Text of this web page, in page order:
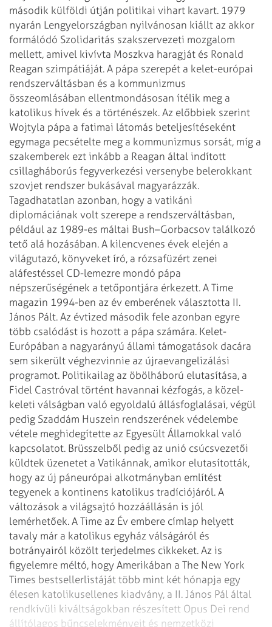
második külföldi útján politikai vihart kavart. 1979
nyarán Lengyelországban nyilvánosan kiállt az akkor
formálódó Szolidaritás szakszervezeti mozgalom
mellett, amivel kivívta Moszkva haragját és Ronald
Reagan szimpátiáját. A pápa szerepét a kelet-európai
rendszerváltásban és a kommunizmus
összeomlásában ellentmondásosan ítélik meg a
katolikus hívek és a történészek. Az előbbiek szerint
Wojtyla pápa a fatimai látomás beteljesítéseként
egymaga pecsételte meg a kommunizmus sorsát, míg a
szakemberek ezt inkább a Reagan által indított
csillagháborús fegyverkezési versenybe belerokkant
szovjet rendszer bukásával magyarázzák.
Tagadhatatlan azonban, hogy a vatikáni
diplomáciának volt szerepe a rendszerváltásban,
például az 1989-es máltai Bush–Gorbacsov találkozó
tető alá hozásában. A kilencvenes évek elején a
világutazó, könyveket író, a rózsafüzért zenei
aláfestéssel CD-lemezre mondó pápa
népszerűségének a tetőpontjára érkezett. A Time
magazin 1994-ben az év emberének választotta II.
János Pált. Az évtized második fele azonban egyre
több csalódást is hozott a pápa számára. Kelet-
Európában a nagyarányú állami támogatások dacára
sem sikerült véghezvinnie az újraevangelizálási
programot. Politikailag az öbölháború elutasítása, a
Fidel Castróval történt havannai kézfogás, a közel-
keleti válságban való egyoldalú állásfoglalásai, végül
pedig Szaddám Huszein rendszerének védelembe
vétele meghidegítette az Egyesült Államokkal való
kapcsolatot. Brüsszelből pedig az unió csúcsvezetői
küldtek üzenetet a Vatikánnak, amikor elutasították,
hogy az új páneurópai alkotmányban említést
tegyenek a kontinens katolikus tradíciójáról. A
változások a világsajtó hozzáállásán is jól
lemérhetőek. A Time az Év embere címlap helyett
tavaly már a katolikus egyház válságáról és
botrányairól közölt terjedelmes cikkeket. Az is
figyelemre méltó, hogy Amerikában a The New York
Times bestsellerlistáját több mint két hónapja egy
élesen katolikusellenes kiadvány, a II. János Pál által
rendkívüli kiváltságokban részesített Opus Dei rend
állítólagos bűncselekményeit és nemzetközi